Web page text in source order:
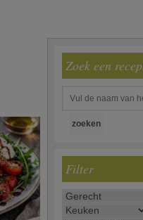
Zoek een
Filter